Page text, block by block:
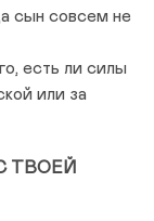
сын совсем не
есть ли силы
или за
ТВОЕЙ